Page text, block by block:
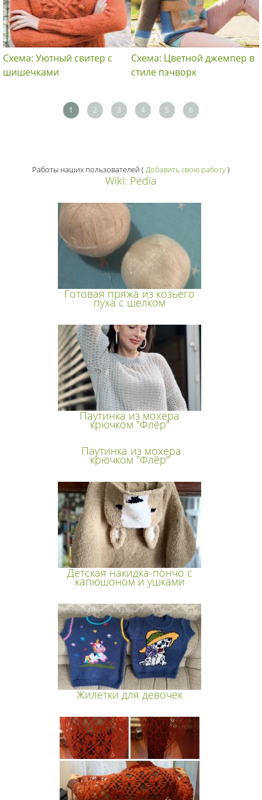
Схема: Уютный свитер с
шишечками
Схема: Цветной джемпер в
стиле пэчворк
1 2 3 4 5 6
Работы наших пользователей ( Добавить свою работу)
Wiki: Pedia
Готовая пряжа из козьего
пуха с шелком
Паутинка из мохера
крючком "Флёр"
Паутинка из мохера
крючком "Флёр"
Детская накидка-пончо с
капюшоном и ушками
Жилетки для девочек